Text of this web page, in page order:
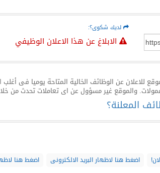
لديك شكوى؟:
الابلاغ عن هذا الاعلان الوظيفي
عن الوظائف الخالية المتاحة يوميا فى
والموقع غير مسؤول عن اى تعاملات تحدث من
المعلنة؟
اضغط هنا لاظهار البريد الالكترونى اضغط هنا